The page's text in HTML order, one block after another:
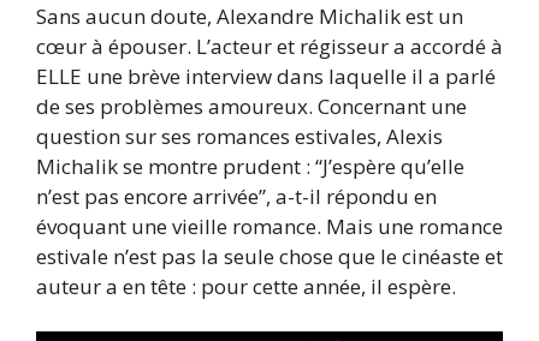
Sans aucun doute, Alexandre Michalik est un
cœur à épouser. L’acteur et régisseur a accordé à
ELLE une brève interview dans laquelle il a parlé
de ses problèmes amoureux. Concernant une
question sur ses romances estivales, Alexis
Michalik se montre prudent : “J’espère qu’elle
n’est pas encore arrivée”, a-t-il répondu en
évoquant une vieille romance. Mais une romance
estivale n’est pas la seule chose que le cinéaste et
auteur a en tête : pour cette année, il espère.